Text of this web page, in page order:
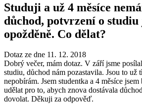
Studuji a už 4 měsíce
důchod, potvrzení o studiu
opožděně. Co dělat?
Dotaz ze dne 11. 12. 2018
Dobrý večer, mám dotaz. V září jsme
studiu, důchod nám pozastavila. Jsou to už
nepobírám. Jsem studentka a 4 měsíce
udělat pro to, abych znova dostávala
dovolat. Děkuji za odpověď.